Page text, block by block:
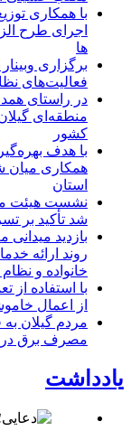
با همکاری
اجرای طرح
ها
برگزاری
فعالیت‌های
در راستای
منطقه‌ای
كشور
با هدف
همكاری میان
استان
نشست هیئت
شد تأکید بر
بازدید
روند ارائه
خانواده و
از اعمال
مردم گیلان
مصرف برق در استان با
یادداشت